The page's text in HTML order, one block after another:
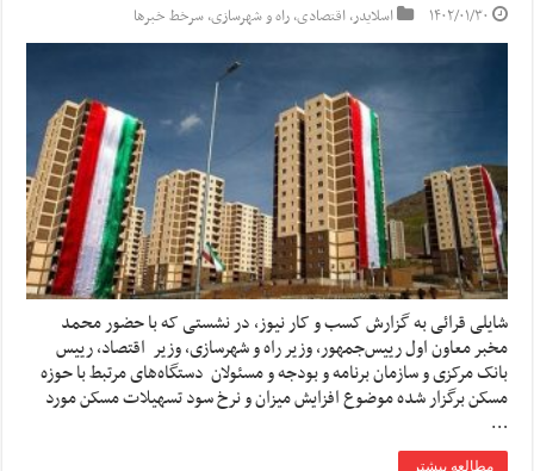
۱۴۰۲/۰۱/۳۰ اسلایدر,اقتصادی,راه و شهرسازی,سرخط خبرها
شایلی قرائی به گزارش کسب و کار نیوز، در نشستی که با حضور محمد
مخبر معاون اول رییس‌جمهور، وزیر راه و شهرسازی، وزیر اقتصاد، رییس
بانک مرکزی و سازمان برنامه و بودجه و مسئولان دستگاه‌های مرتبط با حوزه
مسکن برگزار شده موضوع افزایش میزان و نرخ سود تسهیلات مسکن مورد
…
مطالعه بیشتر